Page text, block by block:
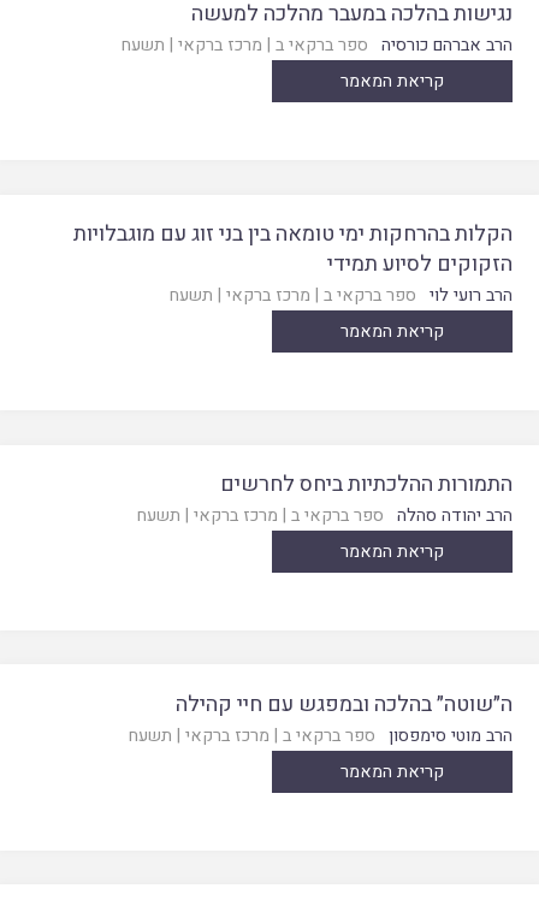
נגישות בהלכה במעבר מהלכה למעשה
הרב אברהם כורסיה ספר ברקאי ב | מרכז ברקאי | תשעח
קריאת המאמר
הקלות בהרחקות ימי טומאה בין בני זוג עם מוגבלויות
הזקוקים לסיוע תמידי
הרב רועי לוי ספר ברקאי ב | מרכז ברקאי | תשעח
קריאת המאמר
התמורות ההלכתיות ביחס לחרשים
הרב יהודה סהלה ספר ברקאי ב | מרכז ברקאי | תשעח
קריאת המאמר
ה״שוטה״ בהלכה ובמפגש עם חיי קהילה
הרב מוטי סימפסון ספר ברקאי ב | מרכז ברקאי | תשעח
קריאת המאמר